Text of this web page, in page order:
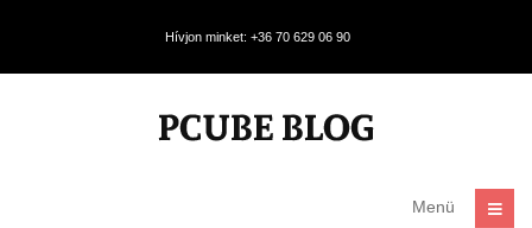
Hívjon minket: +36 70 629 06 90
Menü